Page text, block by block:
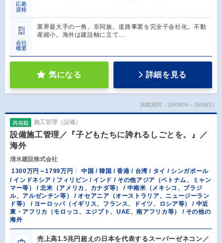
応募
資格
会社
概要
業界最大手の一角。非同族。道路事業を完全子会社化。不動
産縮小。海外は建設軸に立て…
気になる 詳細を見る
掲載期間：26/08/04～26/08/17
再掲載 施工管理（設備）
設備施工管理／『子どもたちに誇れるしごとを。』／
海外
清水建設株式会社
1300万円～1799万円
中国 / 韓国 / 香港 / 台湾 / タイ / シンガポール
/ インドネシア / フィリピン / インド / その他アジア（ベトナム、ミャン
マー等） / 北米（アメリカ、カナダ等） / 中南米（メキシコ、ブラジ
ル、アルゼンチン等） / オセアニア（オーストラリア、ニュージーラン
ド等） / ヨーロッパ（イギリス、フランス、ドイツ、ロシア等） / 中近
東・アフリカ（モロッコ、エジプト、UAE、南アフリカ等） / その他の
海外
売上高1.5兆円超えの日本を代表するスーパーゼネコン／